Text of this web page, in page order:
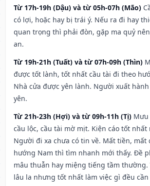
Từ 17h-19h (Dậu) và từ 05h-07h (Mão)
có lợi, hoặc hay bị trái ý. Nếu ra đi hay
quan trọng thì phải đòn, gặp ma quỷ
an.
Từ 19h-21h (Tuất) và từ 07h-09h (Thìn)
được tốt lành, tốt nhất cầu tài đi theo
Nhà cửa được yên lành. Người xuất
yên.
Từ 21h-23h (Hợi) và từ 09h-11h (Tị)
cầu lộc, cầu tài mờ mịt. Kiện cáo tốt nhất
Người đi xa chưa có tin về. Mất tiền, mất
hướng Nam thì tìm nhanh mới thấy. Đề
mâu thuẫn hay miệng tiếng tầm thường.
lâu la nhưng tốt nhất làm việc gì đều cần